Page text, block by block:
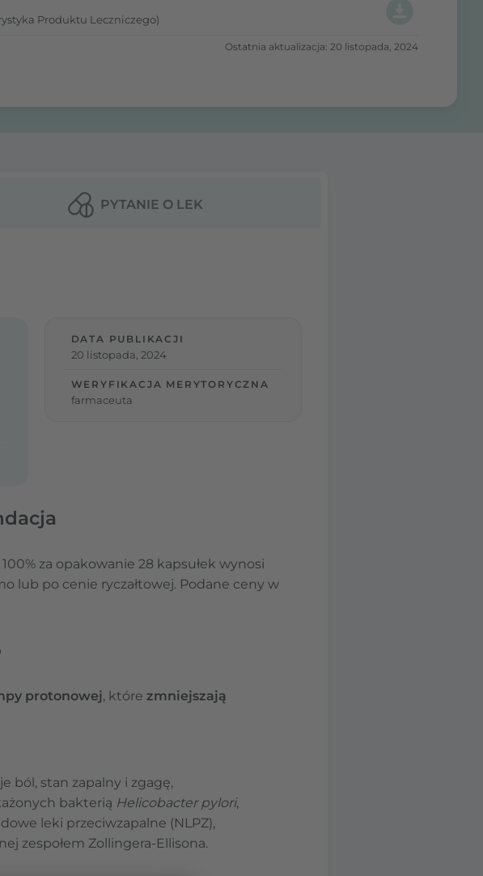
Produktu Leczniczego)
Ostatnia aktualizacja: 20 listopada, 2024
PYTANIE O LEK
DATA PUBLIKACJI
20 listopada, 2024
WERYFIKACJA MERYTORYCZNA
farmaceuta
za opakowanie 28 kapsułek wynosi
lub po cenie ryczałtowej. Podane ceny w
protonowej, które zmniejszają
ból, stan zapalny i zgagę,
bakterią Helicobacter pylori,
leki przeciwzapalne (NLPZ),
zespołem Zollingera-Ellisona.